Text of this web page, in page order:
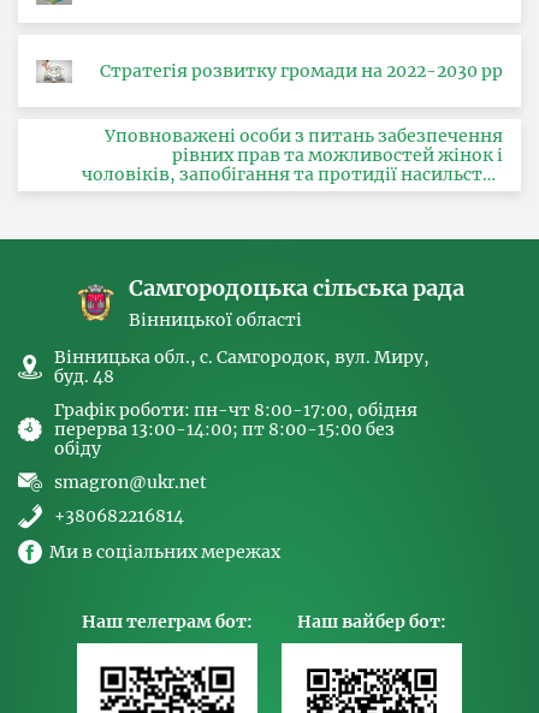
Стратегія розвитку громади на 2022-2030 рр
Уповноважені особи з питань забезпечення
рівних прав та можливостей жінок і
чоловіків, запобігання та протидії насильству
за ознакою статі, з питань здійснення заходів,
Самгородоцька сільська рада
Вінницької області
Вінницька обл., с. Самгородок, вул. Миру,
буд. 48
Графік роботи: пн-чт 8:00-17:00, обідня
перерва 13:00-14:00; пт 8:00-15:00 без
обіду
smagron@ukr.net
+380682216814
Ми в соціальних мережах
Наш телеграм бот: Наш вайбер бот: